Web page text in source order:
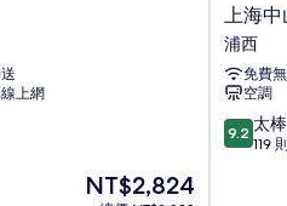
上網
現
NT$2,824
上
海
中
山
公
園
凱
上海中
浦西
免費
空調
9.2
分，
9.2 太
119